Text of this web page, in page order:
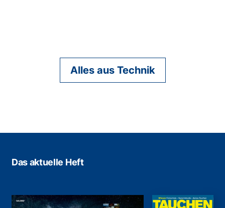
Alles aus Technik
Das aktuelle Heft